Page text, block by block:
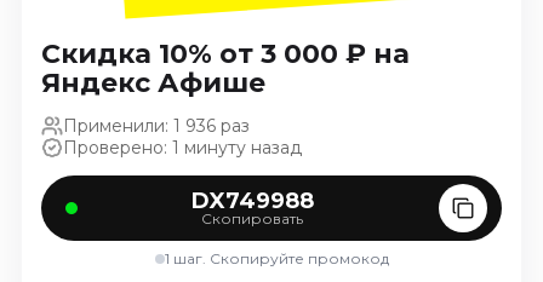
Октябрь 2026
Декабрь 2026
Спорт
Август 2026
Сентябрь 2026
Декабрь 2026
Скидка 10% от 3 000 ₽ на
Яндекс Афише
Применили: 1 936 раз
Проверено: 1 минуту назад
DX749988
Скопировать
1 шаг. Скопируйте промокод